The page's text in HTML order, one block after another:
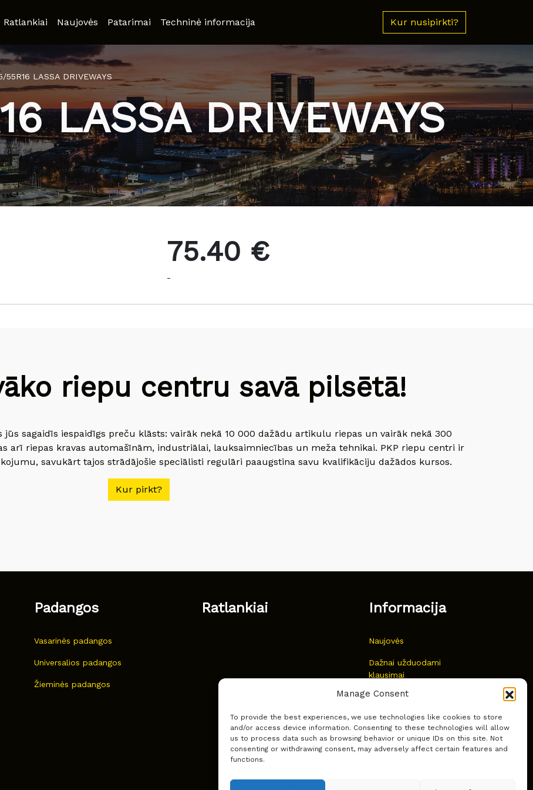
Manage Consent
To provide the best experiences, we use technologies like cookies to store
and/or access device information. Consenting to these technologies will allow
us to process data such as browsing behavior or unique IDs on this site. Not
consenting or withdrawing consent, may adversely affect certain features and
functions.
Ratlankiai Naujovės Patarimai Techninė informacija Kur nusipirkti?
55R16 LASSA DRIVEWAYS
LASSA DRIVEWAYS
75.40 €
-
riepu centru savā pilsētā!
sagaidīs iespaidīgs preču klāsts: vairāk nekā 10 000 dažādu artikulu riepas un vairāk nekā 300
arī riepas kravas automašīnām, industriālai, lauksaimniecības un meža tehnikai. PKP riepu centri ir
savukārt tajos strādājošie speciālisti regulāri paaugstina savu kvalifikāciju dažādos kursos.
Kur pirkt?
Padangos
Vasarinės padangos
Universalios padangos
Žieminės padangos
Ratlankiai Informacija
Naujovės
Dažnai užduodami
klausimai
Kur nusipirkti?
Privatumas